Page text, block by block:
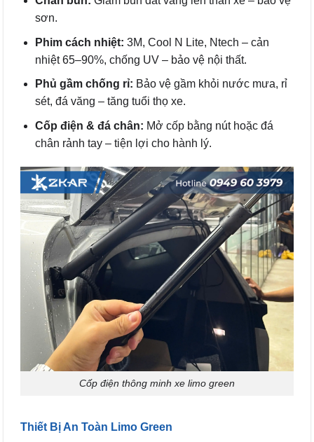
sơn.
Phim cách nhiệt: 3M, Cool N Lite, Ntech – cản
nhiệt 65–90%, chống UV – bảo vệ nội thất.
Phủ gầm chống rỉ: Bảo vệ gầm khỏi nước mưa, rỉ
sét, đá văng – tăng tuổi thọ xe.
Cốp điện & đá chân: Mở cốp bằng nút hoặc đá
chân rảnh tay – tiện lợi cho hành lý.
Cốp điện thông minh xe limo green
Thiết Bị An Toàn Limo Green